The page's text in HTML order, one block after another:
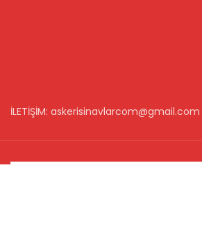
İLETİŞİM: askerisinavlarcom@gmail.com